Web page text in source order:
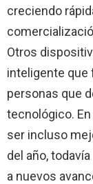
creciendo
Otros
inteligente que
personas que
tecnológico.
ser incluso
del año,
a nuevos